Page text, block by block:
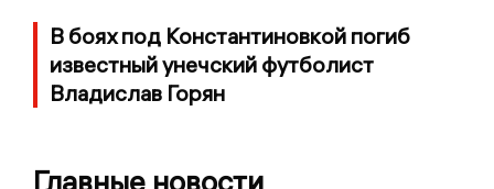
В боях под Константиновкой погиб
известный унечский футболист
Владислав Горян
Главные новости